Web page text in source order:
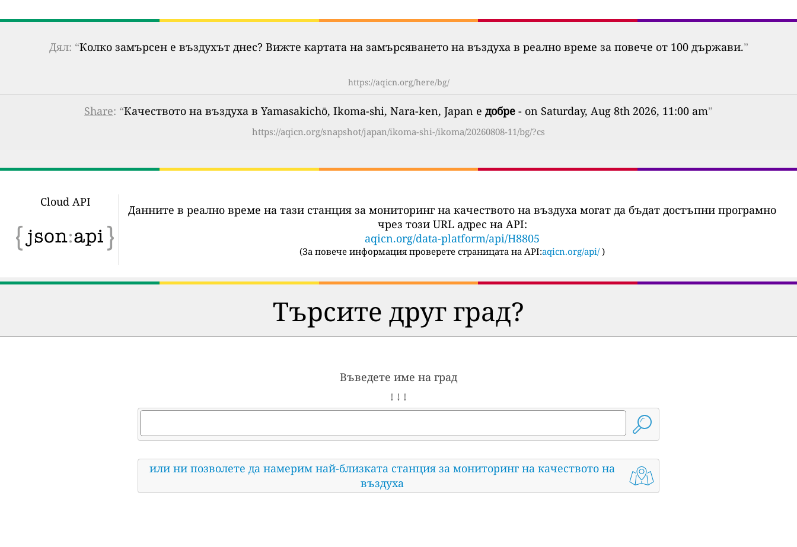
Дял: “Колко замърсен е въздухът днес? Вижте картата на замърсяването на въздуха в реално време за повече от 100 държави.”
https://aqicn.org/here/bg/
Share: “Качеството на въздуха в Yamasakichō, Ikoma-shi, Nara-ken, Japan е добре - on Saturday, Aug 8th 2026, 11:00 am”
https://aqicn.org/snapshot/japan/ikoma-shi-/ikoma/20260808-11/bg/?cs
Cloud API
Данните в реално време на тази станция за мониторинг на качеството на въздуха могат да бъдат достъпни програмно
чрез този URL адрес на API:
aqicn.org/data-platform/api/H8805
(За повече информация проверете страницата на API:aqicn.org/api/ )
Търсите друг град?
Въведете име на град
↓ ↓ ↓
или ни позволете да намерим най-близката станция за мониторинг на качеството на
въздуха